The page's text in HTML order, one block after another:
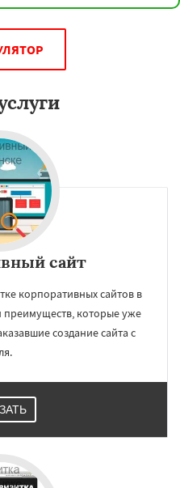
сайт
корпоративных сайтов в
которые уже
создание сайта с